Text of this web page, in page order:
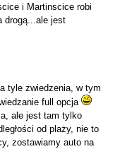
i Martinscice robi
drogą...ale jest
tyle zwiedzenia, w tym
full opcja
ale jest tam tylko
od plaży, nie to
zostawiamy auto na